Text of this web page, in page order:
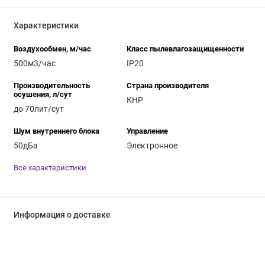
Характеристики
Воздухообмен, м/час
500м3/час
Класс пылевлагозащищенности
IP20
Производительность
осушения, л/сут
до 70лит/сут
Страна производителя
КНР
Шум внутреннего блока
50дБа
Управление
Электронное
Все характеристики
Информация о доставке